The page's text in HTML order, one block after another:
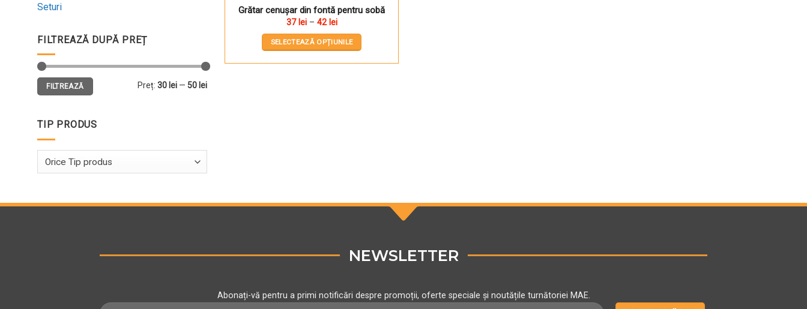
Seturi
FILTREAZĂ DUPĂ PREȚ
Preț
minim
Preț
maxim
FILTREAZĂ Preț: 30 lei— 50 lei
TIP PRODUS
Orice Tip produs
Grătar cenuşar din fontă pentru sobă
37 lei – 42 leiInterval
prețuri:
37 lei
la
SELECTEAZĂ OPȚIUNILE
pagina
NEWSLETTER
Abonați-vă pentru a primi notificări despre promoții, oferte speciale și noutățile turnătoriei MAE.